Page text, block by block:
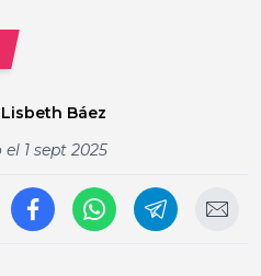
Lisbeth Báez
el 1 sept 2025